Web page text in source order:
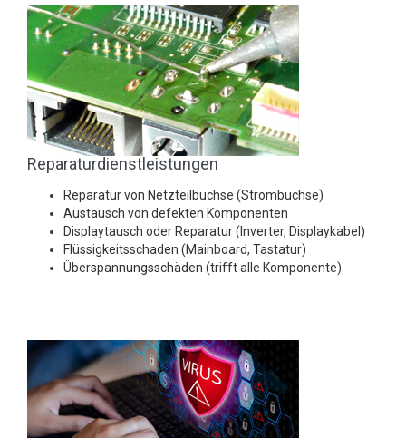
Reparaturdienstleistungen
Reparatur von Netzteilbuchse (Strombuchse)
Austausch von defekten Komponenten
Displaytausch oder Reparatur (Inverter, Displaykabel)
Flüssigkeitsschaden (Mainboard, Tastatur)
Überspannungsschäden (trifft alle Komponente)